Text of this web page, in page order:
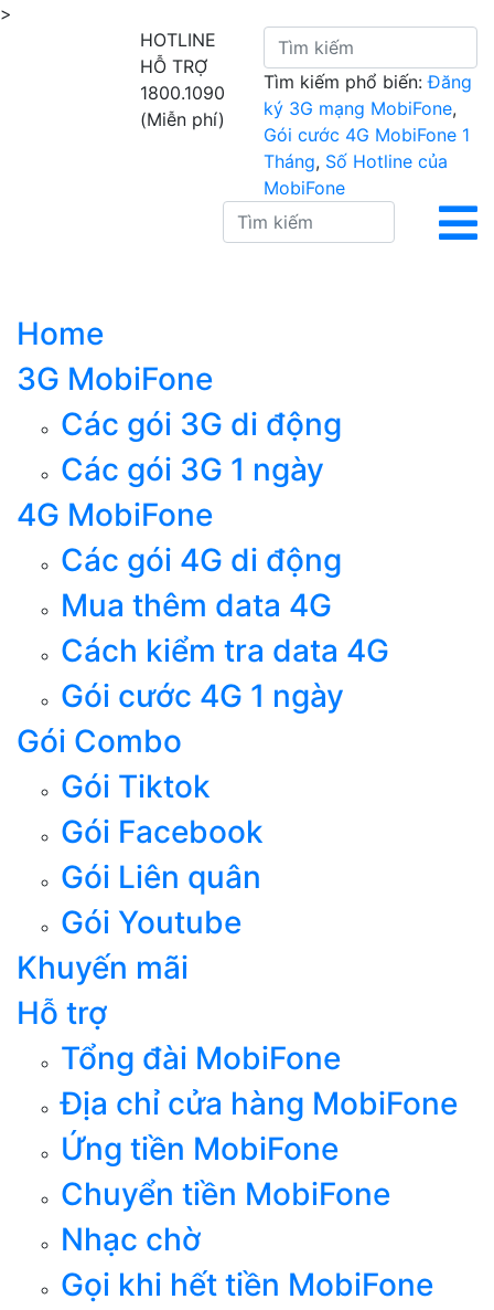
>
HOTLINE
HỖ TRỢ
1800.1090
(Miễn phí)
Tìm kiếm phổ biến: Đăng
ký 3G mạng MobiFone,
Gói cước 4G MobiFone 1
Tháng, Số Hotline của
MobiFone
Home
3G MobiFone
Các gói 3G di động
Các gói 3G 1 ngày
4G MobiFone
Các gói 4G di động
Mua thêm data 4G
Cách kiểm tra data 4G
Gói cước 4G 1 ngày
Gói Combo
Gói Tiktok
Gói Facebook
Gói Liên quân
Gói Youtube
Khuyến mãi
Hỗ trợ
Tổng đài MobiFone
Địa chỉ cửa hàng MobiFone
Ứng tiền MobiFone
Chuyển tiền MobiFone
Nhạc chờ
Gọi khi hết tiền MobiFone